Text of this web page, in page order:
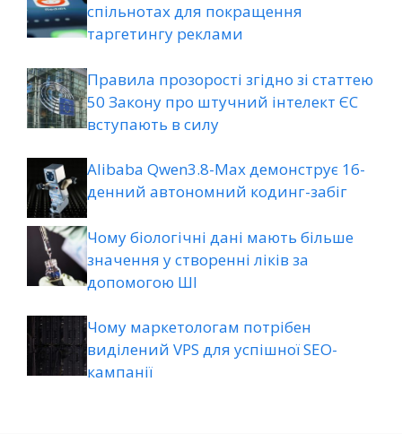
спільнотах для покращення
таргетингу реклами
Правила прозорості згідно зі статтею
50 Закону про штучний інтелект ЄС
вступають в силу
Alibaba Qwen3.8-Max демонструє 16-
денний автономний кодинг-забіг
Чому біологічні дані мають більше
значення у створенні ліків за
допомогою ШІ
Чому маркетологам потрібен
виділений VPS для успішної SEO-
кампанії